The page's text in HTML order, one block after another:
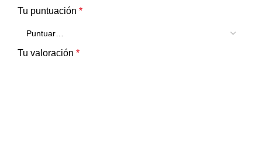
Tu puntuación *
Tu valoración *